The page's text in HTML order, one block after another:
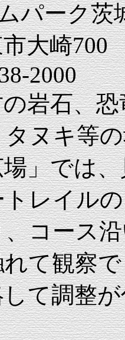
パーク茨
大崎700
2000
岩石、恐
ヌキ等
」では、
レイルの
コース
て観察
て調整が